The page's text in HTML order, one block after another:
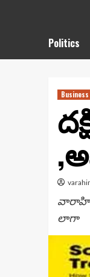
Politics
Business
వారాహి
లాగా